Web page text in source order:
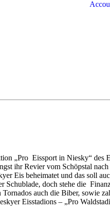
„Pro Eissport in Niesky“
ihr Revier vom Schöpstal
Eis beheimatet und das soll
doch stehe die
auch die Biber, sowie
Eisstadions – „Pro